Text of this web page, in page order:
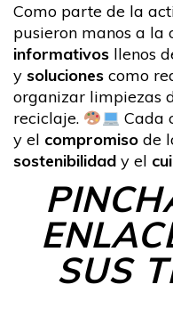
Como parte de la
pusieron manos a la
informativos llenos
y soluciones como
organizar limpiezas
reciclaje.
Cada
y el compromiso de
sostenibilidad y el
SUS